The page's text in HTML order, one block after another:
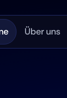
Über uns